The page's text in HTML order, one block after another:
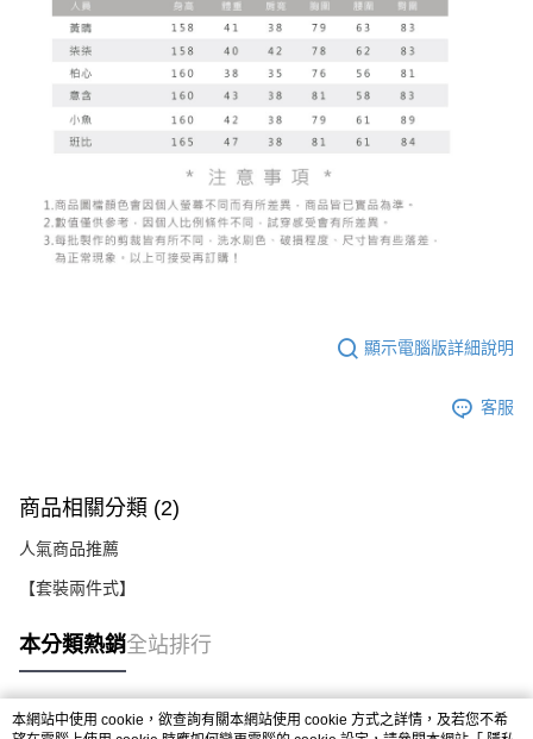
顯示電腦版詳細說明
客服
商品相關分類 (2)
人氣商品推薦
【套裝兩件式】
本分類熱銷全站排行
本網站中使用 cookie，欲查詢有關本網站使用 cookie 方式之詳情，及若您不希